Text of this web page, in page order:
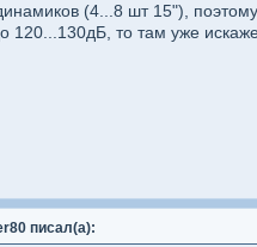
(4...8 шт 15"),
120...130дБ, то там уже
писал(а):